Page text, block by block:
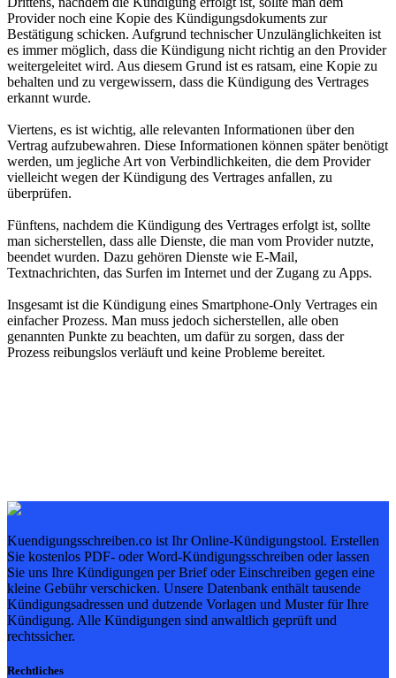
Provider noch eine Kopie des Kündigungsdokuments zur
Bestätigung schicken. Aufgrund technischer Unzulänglichkeiten ist
es immer möglich, dass die Kündigung nicht richtig an den Provider
weitergeleitet wird. Aus diesem Grund ist es ratsam, eine Kopie zu
behalten und zu vergewissern, dass die Kündigung des Vertrages
erkannt wurde.
Viertens, es ist wichtig, alle relevanten Informationen über den
Vertrag aufzubewahren. Diese Informationen können später benötigt
werden, um jegliche Art von Verbindlichkeiten, die dem Provider
vielleicht wegen der Kündigung des Vertrages anfallen, zu
überprüfen.
Fünftens, nachdem die Kündigung des Vertrages erfolgt ist, sollte
man sicherstellen, dass alle Dienste, die man vom Provider nutzte,
beendet wurden. Dazu gehören Dienste wie E-Mail,
Textnachrichten, das Surfen im Internet und der Zugang zu Apps.
Insgesamt ist die Kündigung eines Smartphone-Only Vertrages ein
einfacher Prozess. Man muss jedoch sicherstellen, alle oben
genannten Punkte zu beachten, um dafür zu sorgen, dass der
Prozess reibungslos verläuft und keine Probleme bereitet.
Kuendigungsschreiben.co ist Ihr Online-Kündigungstool. Erstellen
Sie kostenlos PDF- oder Word-Kündigungsschreiben oder lassen
Sie uns Ihre Kündigungen per Brief oder Einschreiben gegen eine
kleine Gebühr verschicken. Unsere Datenbank enthält tausende
Kündigungsadressen und dutzende Vorlagen und Muster für Ihre
Kündigung. Alle Kündigungen sind anwaltlich geprüft und
rechtssicher.
Rechtliches